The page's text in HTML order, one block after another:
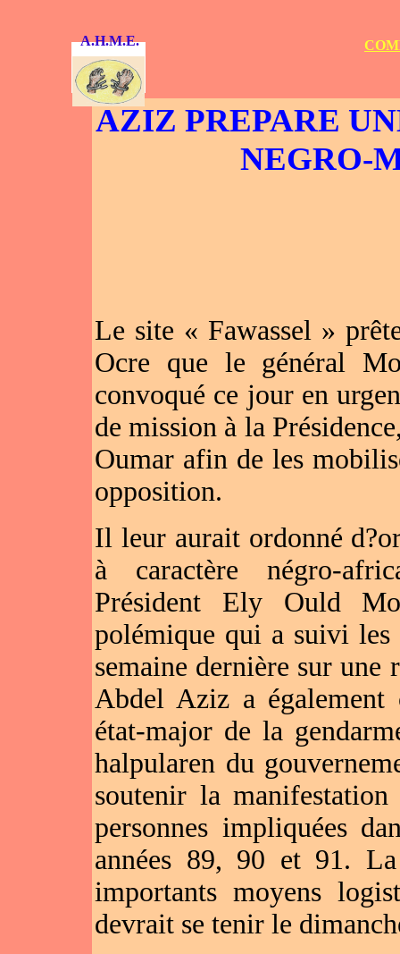
A.H.M.E.
AZIZ PREPARE
NEGRO-
Le site « Fawassel »
Ocre que le général
convoqué ce jour en
de mission à la
Oumar afin de les
opposition.
Il leur aurait ordonné
à caractère négro-
Président Ely Ould
polémique qui a suivi
semaine dernière sur
Abdel Aziz a également
état-major de la
halpularen du
soutenir la
personnes impliquées
années 89, 90 et 91.
importants moyens
devrait se tenir le